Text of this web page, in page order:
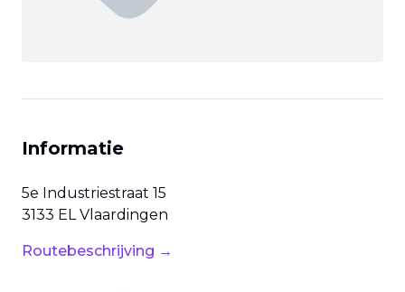
Informatie
5e Industriestraat 15
3133 EL Vlaardingen
Routebeschrijving →